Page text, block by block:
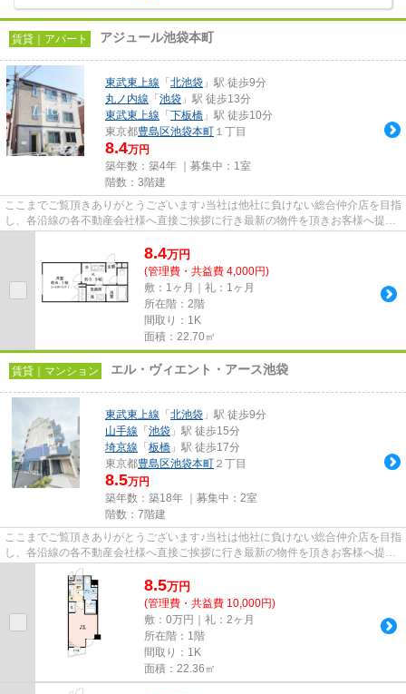
賃貸｜アパート アジュール池袋本町
東武東上線 「 北池袋 」駅 徒歩9分
丸ノ内線 「 池袋 」駅 徒歩13分
東武東上線 「 下板橋 」駅 徒歩10分
東京都豊島区池袋本町 １丁目
8.4万円
築年数：築4年 ｜募集中： 1室
階数：3階建
ここまでご覧頂きありがとうございます♪当社は他社に負けない総合仲介店を目指
し、各沿線の各不動産会社様へ直接ご挨拶に行き最新の物件を頂きお客様へ提供
8.4万円
(管理費・共益費 4,000円)
敷：1ヶ月｜礼：1ヶ月
所在階：2階
間取り：1K
面積：22.70㎡
賃貸｜マンション エル・ヴィエント・アース池袋
東武東上線 「 北池袋 」駅 徒歩9分
山手線 「 池袋 」駅 徒歩15分
埼京線 「 板橋 」駅 徒歩17分
東京都豊島区池袋本町 ２丁目
8.5万円
築年数：築18年 ｜募集中： 2室
階数：7階建
ここまでご覧頂きありがとうございます♪当社は他社に負けない総合仲介店を目指
し、各沿線の各不動産会社様へ直接ご挨拶に行き最新の物件を頂きお客様へ提供
しております！最新の情報は...
8.5万円
(管理費・共益費 10,000円)
敷：0万円｜礼：2ヶ月
所在階：1階
間取り：1K
面積：22.36㎡